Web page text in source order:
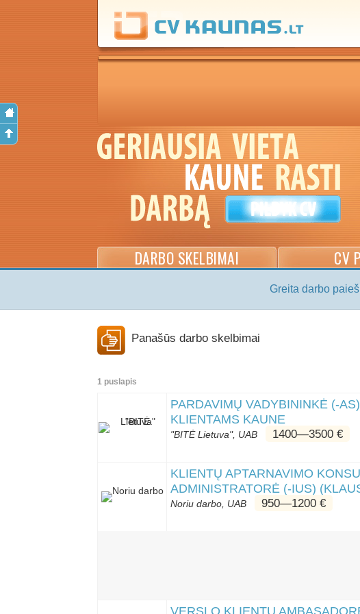
DARBO SKELBIMAI CV
Greita darbo
Panašūs darbo skelbimai
1 puslapis
PARDAVIMŲ VADYBININKĖ (-
KLIENTAMS KAUNE
"BITĖ Lietuva", UAB 1400―3500 €
KLIENTŲ APTARNAVIMO
ADMINISTRATORĖ (-IUS)
Noriu darbo, UAB 950―1200 €
VERSLO KLIENTŲ